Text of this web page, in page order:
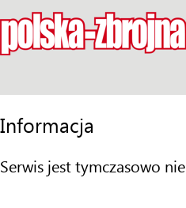
Informacja
Serwis jest tymczasowo